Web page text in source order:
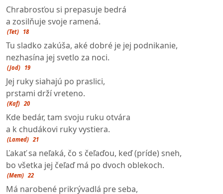
Chrabrosťou si prepasuje bedrá
a zosilňuje svoje ramená.
(Tet) 18
Tu sladko zakúša, aké dobré je jej podnikanie,
nezhasína jej svetlo za noci.
(Jod) 19
Jej ruky siahajú po praslici,
prstami drží vreteno.
(Kaf) 20
Kde bedár, tam svoju ruku otvára
a k chudákovi ruky vystiera.
(Lamed) 21
Ľakať sa neľaká, čo s čeľaďou, keď (príde) sneh,
bo všetka jej čeľaď má po dvoch oblekoch.
(Mem) 22
Má narobené prikrývadlá pre seba,